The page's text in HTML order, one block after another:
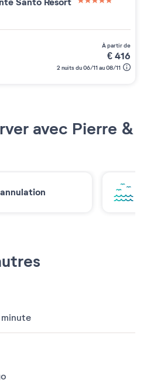
à partir de
€416
2 nuits du 06/11 au 08/11
avec Pierre &
minute